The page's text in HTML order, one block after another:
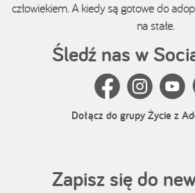
człowiekiem. A kiedy są gotowe do
na stałe.
Śledź nas w
Dołącz do grupy Życie z
Zapisz się do